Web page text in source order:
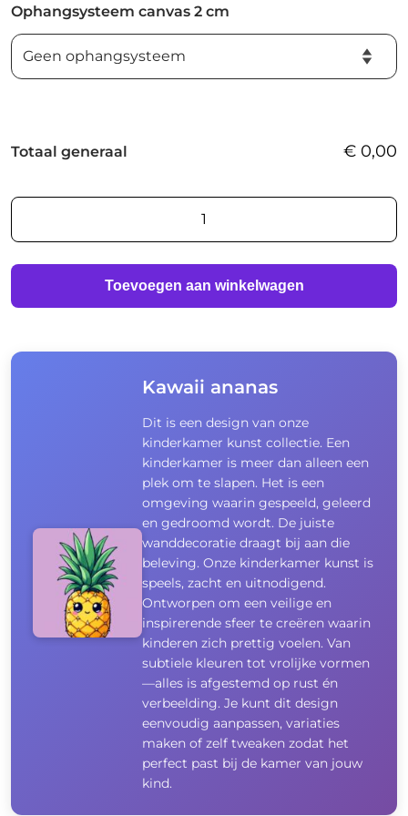
Ophangsysteem canvas 2 cm
Totaal generaal € 0,00
Kawaii
ananas
Toevoegen aan winkelwagen
Kawaii ananas
Dit is een design van onze
kinderkamer kunst collectie. Een
kinderkamer is meer dan alleen een
plek om te slapen. Het is een
omgeving waarin gespeeld, geleerd
en gedroomd wordt. De juiste
wanddecoratie draagt bij aan die
beleving. Onze kinderkamer kunst is
speels, zacht en uitnodigend.
Ontworpen om een veilige en
inspirerende sfeer te creëren waarin
kinderen zich prettig voelen. Van
subtiele kleuren tot vrolijke vormen
—alles is afgestemd op rust én
verbeelding. Je kunt dit design
eenvoudig aanpassen, variaties
maken of zelf tweaken zodat het
perfect past bij de kamer van jouw
kind.